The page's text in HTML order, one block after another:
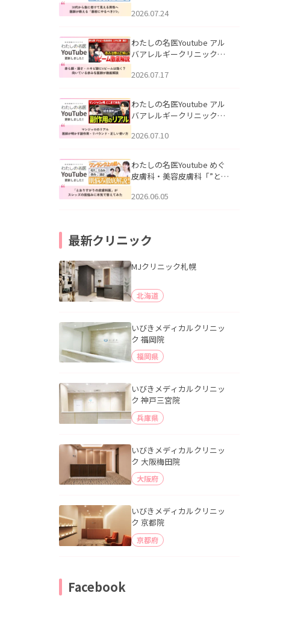
える男性へ｜医師が教える
公開いたしました。
2026.07.24
わたしの名医Youtube アル
バアレルギークリニック札
跡にVビームは効く？向いて
説」を公開いたしました。
2026.07.17
わたしの名医Youtube アル
バアレルギークリニック札
医師が明かす副作用・リバ
公開いたしました。
2026.07.10
わたしの名医Youtube めぐ
皮膚科・美容皮膚科「”とお
ッズの肌悩みに本気で答え
2026.06.05
最新クリニック
MJクリニック札幌
北海道
いびきメディカルクリニッ
ク 福岡院
福岡県
いびきメディカルクリニッ
ク 神戸三宮院
兵庫県
いびきメディカルクリニッ
ク 大阪梅田院
大阪府
いびきメディカルクリニッ
ク 京都院
京都府
Facebook